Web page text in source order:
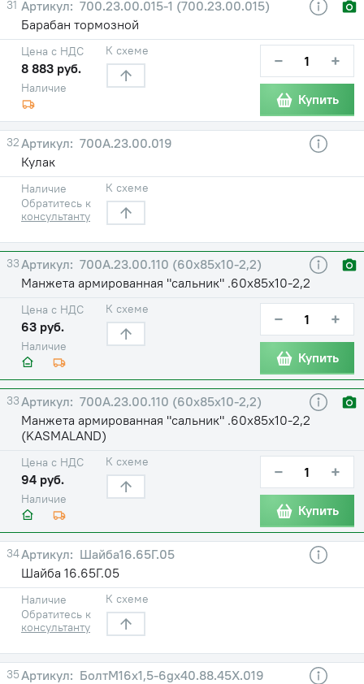
31
700.23.00.015-1 (700.23.00.015)
Барабан тормозной
Наличие
Цена с НДС
8 883 руб.
К схеме − +
Купить
32
700А.23.00.019
Кулак
Наличие
Обратитесь к
консультанту
К схеме
33
700А.23.00.110 (60х85х10-2,2)
Манжета армированная "сальник" .60х85х10-2,2
Наличие
Цена с НДС
63 руб.
К схеме − +
Купить
33
700А.23.00.110 (60х85х10-2,2)
Манжета армированная "сальник" .60х85х10-2,2
(KASMALAND)
Наличие
Цена с НДС
94 руб.
К схеме − +
Купить
34
Шайба16.65Г.05
Шайба 16.65Г.05
Наличие
Обратитесь к
консультанту
К схеме
35
БолтМ16х1,5-6gх40.88.45Х.019